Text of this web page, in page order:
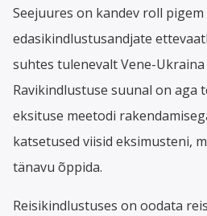
Seejuures on kandev roll pigem
edasikindlustusandjate
suhtes tulenevalt Vene-Ukraina
Ravikindlustuse suunal on aga
eksituse meetodi
katsetused viisid eksimusteni,
tänavu õppida.
Reisikindlustuses on oodata